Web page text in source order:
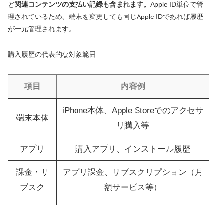
ど関連コンテンツの支払い記録も含まれます。 Apple ID単位で管
理されているため、端末を変更しても同じApple IDであれば履歴
が一元管理されます。
購入履歴の代表的な対象範囲
項目 内容例
端末本体
iPhone本体、Apple Storeでのアクセサ
リ購入等
アプリ 購入アプリ、インストール履歴
課金・サ
ブスク
アプリ課金、サブスクリプション（月
額サービス等）